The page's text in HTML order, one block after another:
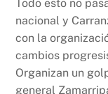
Todo esto no
nacional y
con la
cambios
Organizan un
general